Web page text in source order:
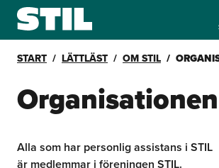
START LÄTTLÄST OM STIL
Alla som har personlig assistans i STIL
är medlemmar i föreningen STIL.